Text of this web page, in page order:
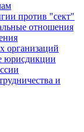
против "сект"
отношения
организаций
юрисдикции
и